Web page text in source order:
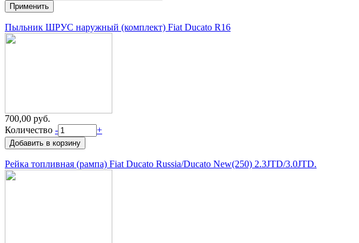
Пыльник ШРУС наружный (комплект) Fiat Ducato R16
700,00 руб.
Количество - +
Рейка топливная (рампа) Fiat Ducato Russia/Ducato New(250) 2.3JTD/3.0JTD.